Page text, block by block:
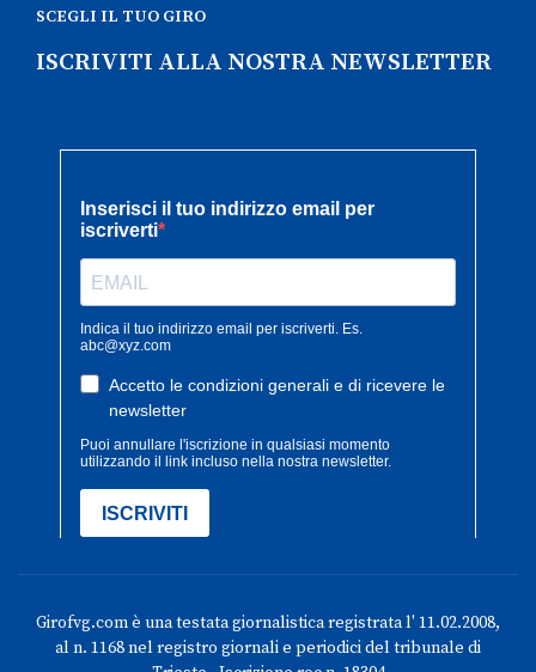
SCEGLI IL TUO GIRO
ISCRIVITI ALLA NOSTRA NEWSLETTER
Girofvg.com è una testata giornalistica registrata l' 11.02.2008,
al n. 1168 nel registro giornali e periodici del tribunale di